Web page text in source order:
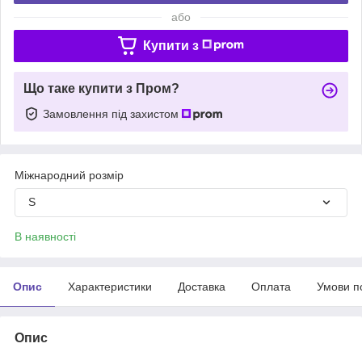
або
Купити з
Що таке купити з Пром?
Замовлення під захистом
Міжнародний розмір
S
В наявності
Опис Характеристики Доставка Оплата Умови
Опис